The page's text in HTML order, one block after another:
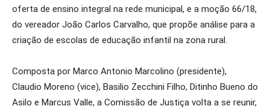
oferta de ensino integral na rede municipal, e a moção 66/18,
do vereador João Carlos Carvalho, que propõe análise para a
criação de escolas de educação infantil na zona rural.
Composta por Marco Antonio Marcolino (presidente),
Claudio Moreno (vice), Basilio Zecchini Filho, Ditinho Bueno do
Asilo e Marcus Valle, a Comissão de Justiça volta a se reunir,